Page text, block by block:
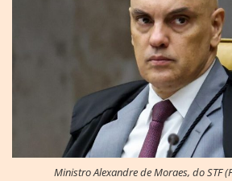
Ministro Alexandre de Moraes, do STF